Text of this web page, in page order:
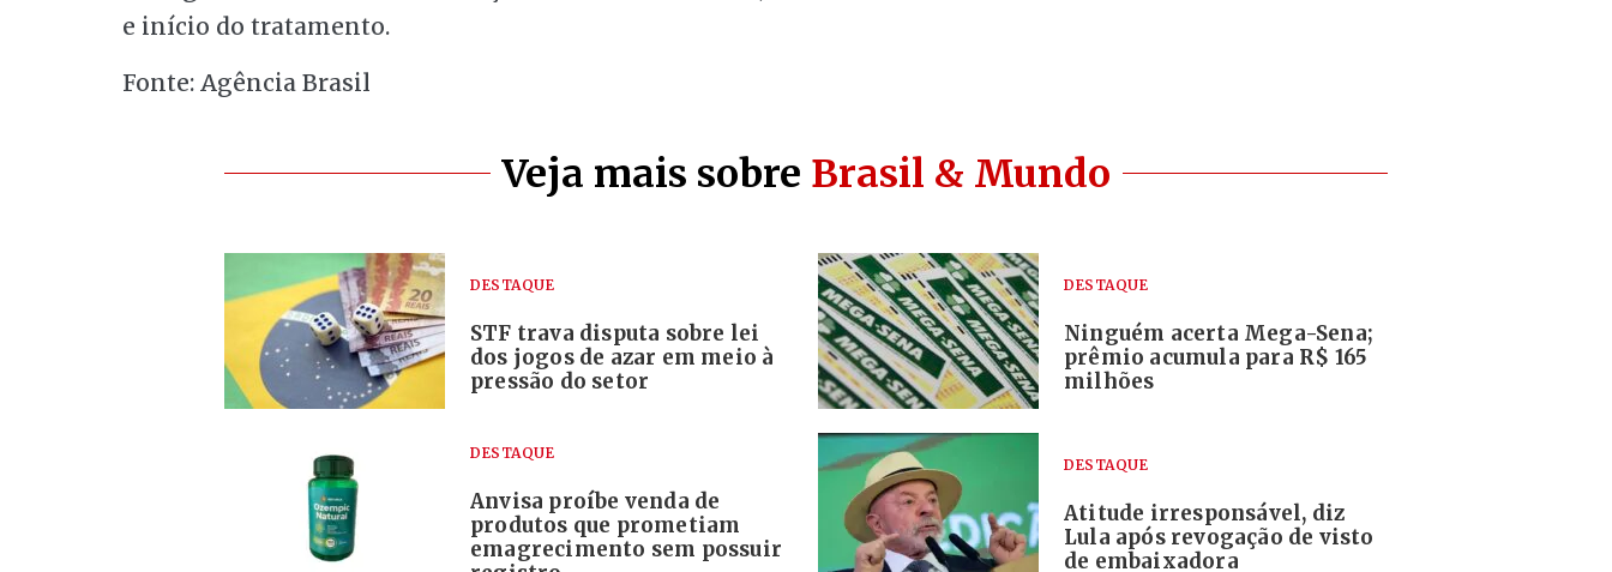
e início do tratamento.
Fonte: Agência Brasil
Veja mais sobre Brasil & Mundo
DESTAQUE
STF trava disputa sobre lei
dos jogos de azar em meio à
pressão do setor
DESTAQUE
Ninguém acerta Mega-Sena;
prêmio acumula para R$ 165
milhões
DESTAQUE
Anvisa proíbe venda de
produtos que prometiam
emagrecimento sem possuir
DESTAQUE
Atitude irresponsável, diz
Lula após revogação de visto
de embaixadora